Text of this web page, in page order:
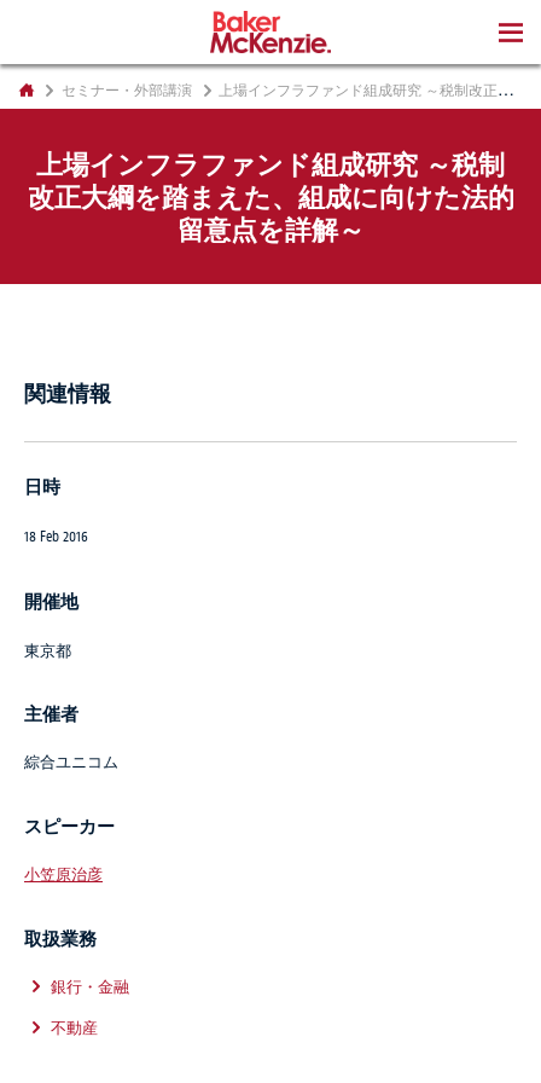
セミナー・外部講演 上場インフラファンド組成研究 ～税制改正大綱を踏まえた、組成に向けた法的留意点を詳解～
上場インフラファンド組成研究 ～税制
改正大綱を踏まえた、組成に向けた法的
留意点を詳解～
関連情報
日時
18 Feb 2016
開催地
東京都
主催者
綜合ユニコム
スピーカー
小笠原治彦
取扱業務
銀行・金融
不動産